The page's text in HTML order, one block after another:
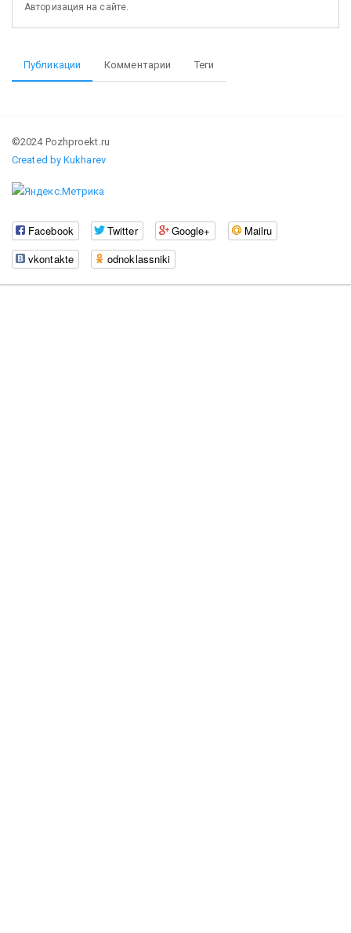
Авторизация на сайте.
Публикации Комментарии Теги
©2024 Pozhproekt.ru
Created by Kukharev
Facebook Twitter Google+
Mailru
vkontakte
odnoklassniki